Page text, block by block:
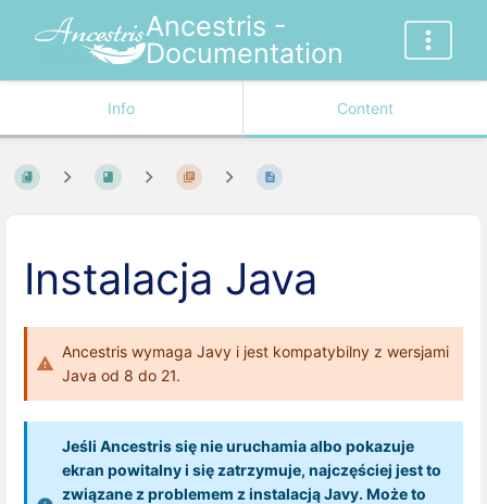
Ancestris -
Documentation
Info Content
Instalacja Java
Ancestris wymaga Javy i jest kompatybilny z wersjami
Java od 8 do 21.
Jeśli Ancestris się nie uruchamia albo pokazuje
ekran powitalny i się zatrzymuje, najczęściej jest to
związane z problemem z instalacją Javy. Może to